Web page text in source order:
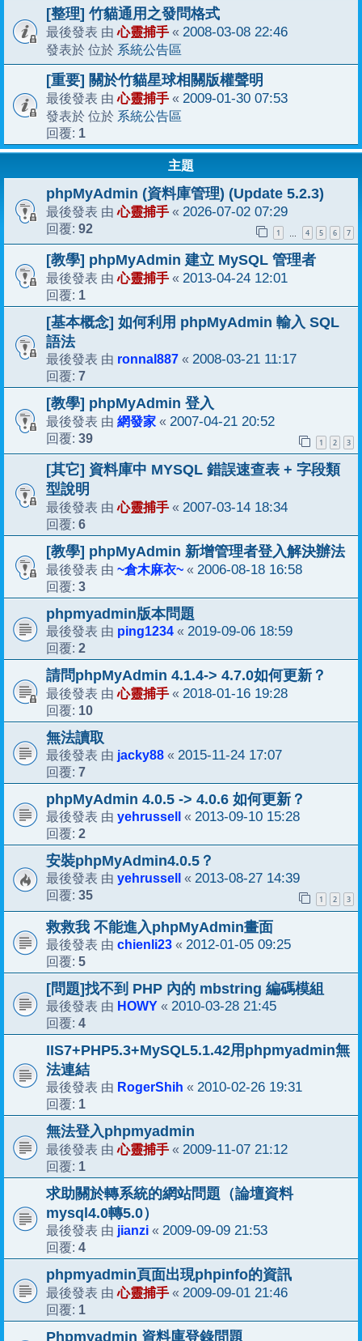
[整理] 竹貓通用之發問格式
最後發表 由心靈捕手 « 2008-03-08 22:46
發表於 位於 系統公告區
[重要] 關於竹貓星球相關版權聲明
最後發表 由心靈捕手 « 2009-01-30 07:53
發表於 位於 系統公告區
回覆: 1
主題
phpMyAdmin (資料庫管理) (Update 5.2.3)
最後發表 由心靈捕手 « 2026-07-02 07:29
回覆: 92 1 … 4 5 6 7
[教學] phpMyAdmin 建立 MySQL 管理者
最後發表 由心靈捕手 « 2013-04-24 12:01
回覆: 1
[基本概念] 如何利用 phpMyAdmin 輸入 SQL
語法
最後發表 由 ronnal887 « 2008-03-21 11:17
回覆: 7
[教學] phpMyAdmin 登入
最後發表 由 網發家 « 2007-04-21 20:52
回覆: 39 1 2 3
[其它] 資料庫中 MYSQL 錯誤速查表 + 字段類
型說明
最後發表 由心靈捕手 « 2007-03-14 18:34
回覆: 6
[教學] phpMyAdmin 新增管理者登入解決辦法
最後發表 由 ~倉木麻衣~ « 2006-08-18 16:58
回覆: 3
phpmyadmin版本問題
最後發表 由 ping1234 « 2019-09-06 18:59
回覆: 2
請問phpMyAdmin 4.1.4-> 4.7.0如何更新？
最後發表 由心靈捕手 « 2018-01-16 19:28
回覆: 10
無法讀取
最後發表 由 jacky88 « 2015-11-24 17:07
回覆: 7
phpMyAdmin 4.0.5 -> 4.0.6 如何更新？
最後發表 由 yehrussell « 2013-09-10 15:28
回覆: 2
安裝phpMyAdmin4.0.5？
最後發表 由 yehrussell « 2013-08-27 14:39
回覆: 35 1 2 3
救救我 不能進入phpMyAdmin畫面
最後發表 由 chienli23 « 2012-01-05 09:25
回覆: 5
[問題]找不到 PHP 內的 mbstring 編碼模組
最後發表 由 HOWY « 2010-03-28 21:45
回覆: 4
IIS7+PHP5.3+MySQL5.1.42用phpmyadmin無
法連結
最後發表 由 RogerShih « 2010-02-26 19:31
回覆: 1
無法登入phpmyadmin
最後發表 由心靈捕手 « 2009-11-07 21:12
回覆: 1
求助關於轉系統的網站問題（論壇資料
mysql4.0轉5.0）
最後發表 由 jianzi « 2009-09-09 21:53
回覆: 4
phpmyadmin頁面出現phpinfo的資訊
最後發表 由心靈捕手 « 2009-09-01 21:46
回覆: 1
Phpmyadmin 資料庫登錄問題